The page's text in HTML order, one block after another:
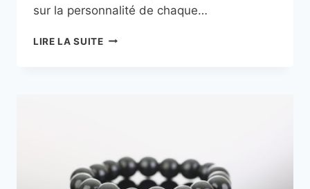
sur la personnalité de chaque…
LIRE LA SUITECOMMENT
ASTROLOGIQUE
?